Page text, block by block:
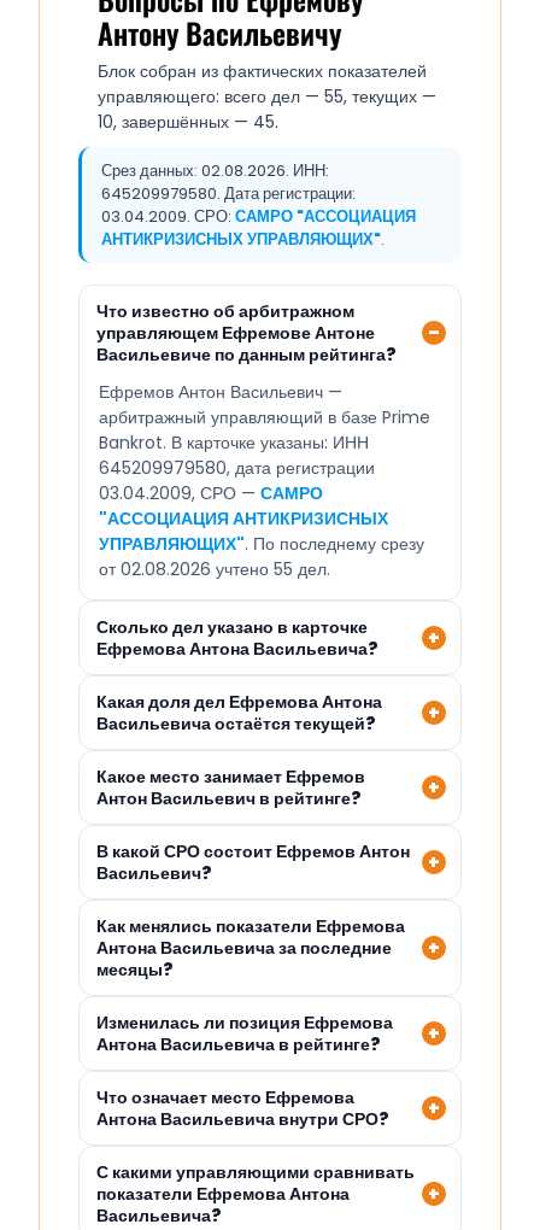
Антону Васильевичу
Блок собран из фактических показателей
управляющего: всего дел — 55, текущих —
10, завершённых — 45.
Срез данных: 02.08.2026. ИНН:
645209979580. Дата регистрации:
03.04.2009. СРО: САМРО "АССОЦИАЦИЯ
АНТИКРИЗИСНЫХ УПРАВЛЯЮЩИХ".
Что известно об арбитражном
управляющем Ефремове Антоне
Васильевиче по данным рейтинга?
Ефремов Антон Васильевич —
арбитражный управляющий в базе Prime
Bankrot. В карточке указаны: ИНН
645209979580, дата регистрации
03.04.2009, СРО — САМРО
"АССОЦИАЦИЯ АНТИКРИЗИСНЫХ
УПРАВЛЯЮЩИХ". По последнему срезу
от 02.08.2026 учтено 55 дел.
Сколько дел указано в карточке
Ефремова Антона Васильевича?
Какая доля дел Ефремова Антона
Васильевича остаётся текущей?
Какое место занимает Ефремов
Антон Васильевич в рейтинге?
В какой СРО состоит Ефремов Антон
Васильевич?
Как менялись показатели Ефремова
Антона Васильевича за последние
месяцы?
Изменилась ли позиция Ефремова
Антона Васильевича в рейтинге?
Что означает место Ефремова
Антона Васильевича внутри СРО?
С какими управляющими сравнивать
показатели Ефремова Антона
Васильевича?